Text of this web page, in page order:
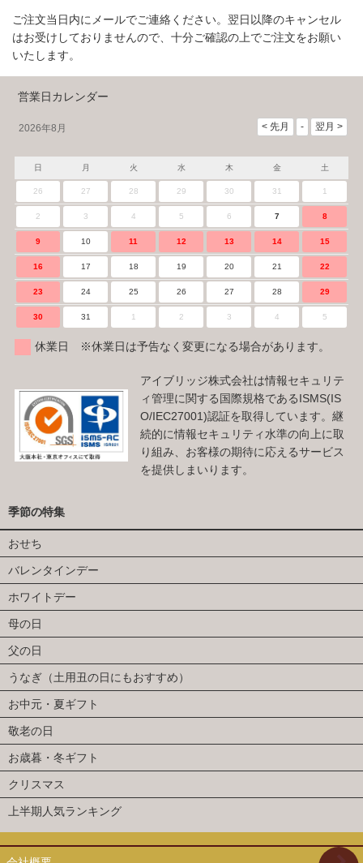
ご注文当日内にメールでご連絡ください。翌日以降のキャンセル
はお受けしておりませんので、十分ご確認の上でご注文をお願い
いたします。
営業日カレンダー
2026年8月
日 月 火 水 木 金 土
26 27 28 29 30 31 1
2 3 4 5 6 7 8
9 10 11 12 13 14 15
16 17 18 19 20 21 22
23 24 25 26 27 28 29
30 31 1 2 3 4 5
休業日 ※休業日は予告なく変更になる場合があります。
アイブリッジ株式会社は情報セキュリテ
ィ管理に関する国際規格であるISMS(IS
O/IEC27001)認証を取得しています。継
続的に情報セキュリティ水準の向上に取
り組み、お客様の期待に応えるサービス
を提供しまいります。
季節の特集
おせち
バレンタインデー
ホワイトデー
母の日
父の日
うなぎ（土用丑の日にもおすすめ）
お中元・夏ギフト
敬老の日
お歳暮・冬ギフト
クリスマス
上半期人気ランキング